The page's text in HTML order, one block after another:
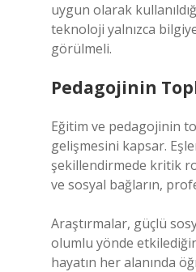
uygun olarak
teknoloji yalnızca
görülmeli.
Pedagojinin
Eğitim ve pedagojinin
gelişmesini kapsar.
şekillendirmede kritik
ve sosyal bağların,
Araştırmalar, güçlü
olumlu yönde
hayatın her alanında